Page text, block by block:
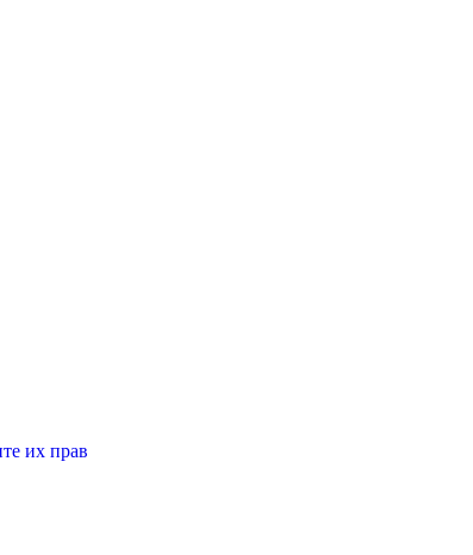
их прав